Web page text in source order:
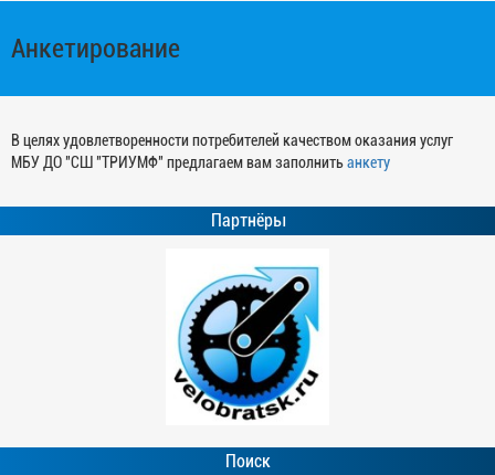
Анкетирование
В целях удовлетворенности потребителей качеством оказания услуг
МБУ ДО "СШ "ТРИУМФ" предлагаем вам заполнитьанкету
Партнёры
Поиск